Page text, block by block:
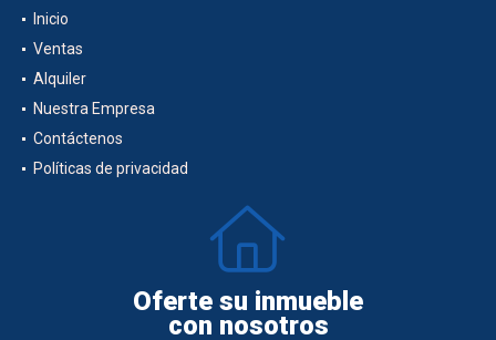
Inicio
Ventas
Alquiler
Nuestra Empresa
Contáctenos
Políticas de privacidad
Oferte su inmueble
con nosotros